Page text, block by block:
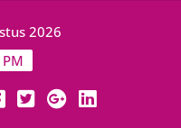
2026